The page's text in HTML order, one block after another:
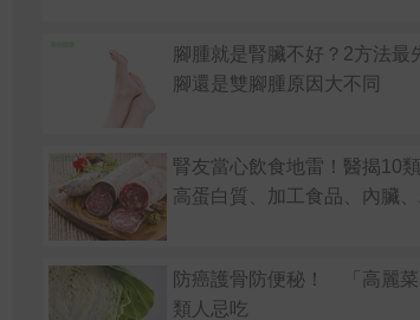
腳腫就是腎臟不好？2方法最
腳還是雙腳腫原因大不同
腎友當心飲食地雷！醫揭10
高蛋白質、加工食品、內臟
防癌護骨防便秘！ 「高麗
類人忌吃